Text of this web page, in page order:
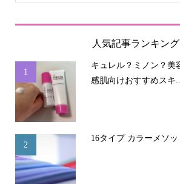
人気記事ランキング
1
キュレル？ミノン？美
感肌向けおすすめスキ...
2
16タイプ カラーメソ